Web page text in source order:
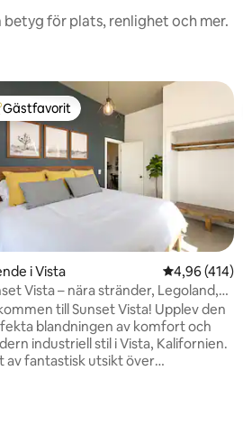
betyg för plats, renlighet och mer.
betyg, 164 omdömen
gästfavorit
Gästfavorit
i Vista 4,96 av 5 i
4,96 (414)
Vista – nära stränder, Legoland,
utsikt
till Sunset Vista! Upplev den
blandningen av komfort och
industriell stil i Vista, Kalifornien.
av fantastisk utsikt över